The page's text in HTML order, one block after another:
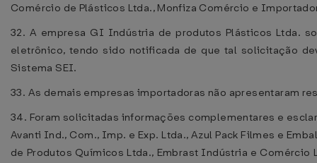
Comércio de Plásticos Ltda., Monfiza Comércio e
32. A empresa GI Indústria de produtos Plásticos Ltda.
eletrônico, tendo sido notificada de que tal solicitação
Sistema SEI.
33. As demais empresas importadoras não apresentaram
34. Foram solicitadas informações complementares e
Avanti Ind., Com., Imp. e Exp. Ltda., Azul Pack Filmes e
de Produtos Químicos Ltda., Embrast Indústria e Comércio